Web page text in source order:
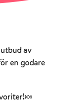
av
en godare